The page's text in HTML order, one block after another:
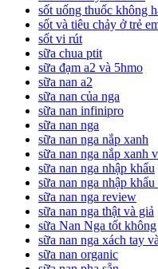
sốt uống thuốc không
sốt và tiêu chảy ở trẻ
sốt vi rút
sữa chua ptit
sữa đạm a2 và 5hmo
sữa nan a2
sữa nan của nga
sữa nan infinipro
sữa nan nga
sữa nan nga nắp xanh
sữa nan nga nắp xanh
sữa nan nga nhập khẩu
sữa nan nga nhập
sữa nan nga review
sữa nan nga thật và giả
sữa Nan Nga tốt không
sữa nan nga xách tay
sữa nan organic